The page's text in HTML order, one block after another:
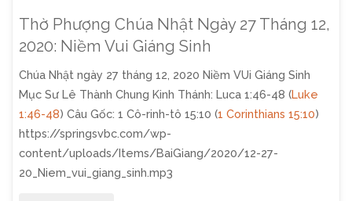
Thờ Phượng Chúa Nhật Ngày 27 Tháng 12,
2020: Niềm Vui Giáng Sinh
Chúa Nhật ngày 27 tháng 12, 2020 Niềm VUi Giáng Sinh
Mục Sư Lê Thành Chung Kinh Thánh: Luca 1:46-48 (Luke
1:46-48) Câu Gốc: 1 Cô-rinh-tô 15:10 (1 Corinthians 15:10)
https://springsvbc.com/wp-
content/uploads/Items/BaiGiang/2020/12-27-
20_Niem_vui_giang_sinh.mp3